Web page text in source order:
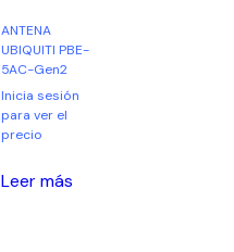
ANTENA
UBIQUITI PBE-
5AC-Gen2
Inicia sesión
para ver el
precio
Leer más